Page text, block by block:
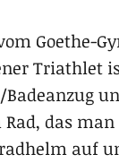
Goethe-
Triathlet
das man
auf